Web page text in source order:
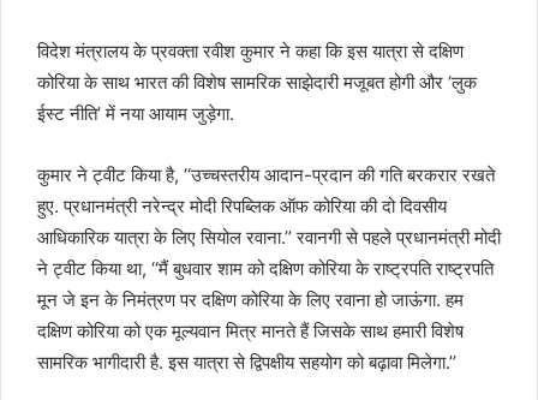
विदेश मंत्रालय के प्रवक्ता रवीश कुमार ने कहा कि इस यात्रा से दक्षिण
कोरिया के साथ भारत की विशेष सामरिक साझेदारी मजूबत होगी और ‘लुक
ईस्ट नीति’ में नया आयाम जुड़ेगा.
कुमार ने ट्वीट किया है, ‘‘उच्चस्तरीय आदान-प्रदान की गति बरकरार रखते
हुए. प्रधानमंत्री नरेन्द्र मोदी रिपब्लिक ऑफ कोरिया की दो दिवसीय
आधिकारिक यात्रा के लिए सियोल रवाना.’’ रवानगी से पहले प्रधानमंत्री मोदी
ने ट्वीट किया था, ‘‘मैं बुधवार शाम को दक्षिण कोरिया के राष्ट्रपति राष्ट्रपति
मून जे इन के निमंत्रण पर दक्षिण कोरिया के लिए रवाना हो जाऊंगा. हम
दक्षिण कोरिया को एक मूल्यवान मित्र मानते हैं जिसके साथ हमारी विशेष
सामरिक भागीदारी है. इस यात्रा से द्विपक्षीय सहयोग को बढ़ावा मिलेगा.’’